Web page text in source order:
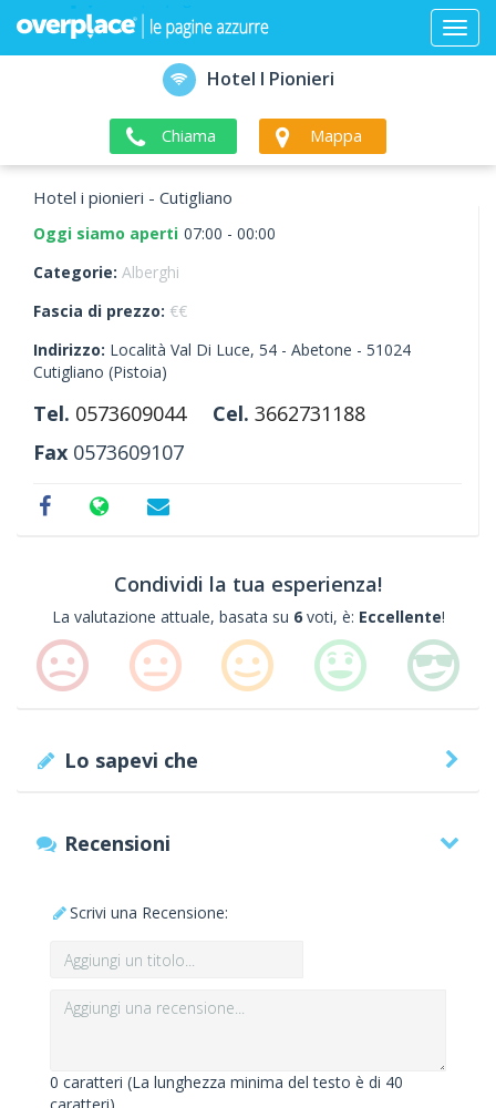
Hotel I Pionieri
Chiama Mappa
Hotel i pionieri - Cutigliano
Oggi siamo aperti 07:00 - 00:00
Categorie: Alberghi
Fascia di prezzo: €€
Indirizzo: Località Val Di Luce, 54 - Abetone - 51024
Cutigliano (Pistoia)
Tel. 0573609044 Cel. 3662731188
Fax 0573609107
Condividi la tua esperienza!
La valutazione attuale, basata su 6voti, è: Eccellente!
Lo sapevi che
Recensioni
Scrivi una Recensione:
0 caratteri (La lunghezza minima del testo è di 40